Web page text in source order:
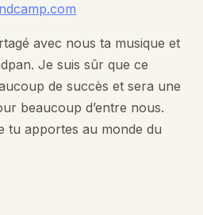
avec nous ta musique et
Je suis sûr que ce
de succès et sera une
beaucoup d’entre nous.
tu apportes au monde du